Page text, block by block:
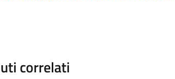
correlati